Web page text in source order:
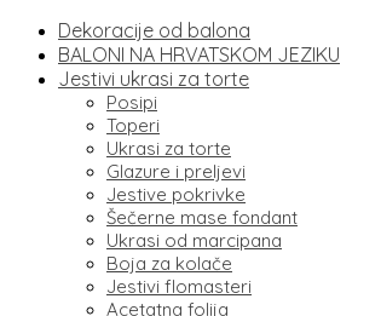
Dekoracije od balona
BALONI NA HRVATSKOM JEZIKU
Jestivi ukrasi za torte
Posipi
Toperi
Ukrasi za torte
Glazure i preljevi
Jestive pokrivke
Šečerne mase fondant
Ukrasi od marcipana
Boja za kolače
Jestivi flomasteri
Acetatna folija